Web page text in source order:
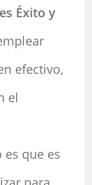
Éxito y
efectivo,
el
es que es